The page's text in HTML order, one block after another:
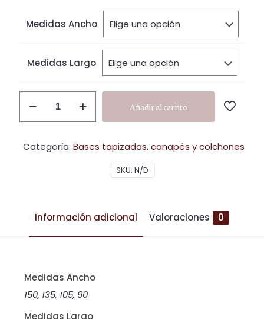
Medidas Ancho
Medidas Largo
cantidad
Añadir al carrito
SKU: N/D
Categoría: Bases tapizadas, canapés y colchones
Información adicional Valoraciones 0
Medidas Ancho
150, 135, 105, 90
Medidas Largo